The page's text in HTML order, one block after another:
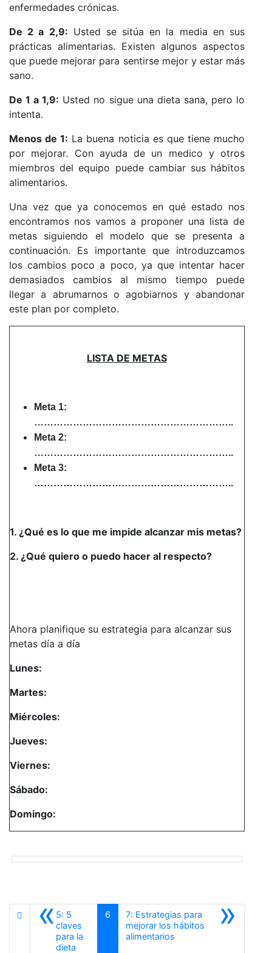
enfermedades crónicas.
De 2 a 2,9: Usted se sitúa en la media en sus
prácticas alimentarias. Existen algunos aspectos
que puede mejorar para sentirse mejor y estar más
sano.
De 1 a 1,9: Usted no sigue una dieta sana, pero lo
intenta.
Menos de 1: La buena noticia es que tiene mucho
por mejorar. Con ayuda de un medico y otros
miembros del equipo puede cambiar sus hábitos
alimentarios.
Una vez que ya conocemos en qué estado nos
encontramos nos vamos a proponer una lista de
metas siguiendo el modelo que se presenta a
continuación. Es importante que introduzcamos
los cambios poco a poco, ya que intentar hacer
demasiados cambios al mismo tiempo puede
llegar a abrumarnos o agobiarnos y abandonar
este plan por completo.
LISTA DE METAS
Meta 1:
……………………………………………………..
Meta 2:
……………………………………………………..
Meta 3:
……………………………………………………..
1. ¿Qué es lo que me impide alcanzar mis metas?
2. ¿Qué quiero o puedo hacer al respecto?
Ahora planifique su estrategia para alcanzar sus
metas día a día
Lunes:
Martes:
Miércoles:
Jueves:
Viernes:
Sábado:
Domingo:
«5: 5
claves
para la
dieta
6 »
7: Estrategias para
mejorar los hábitos
alimentarios